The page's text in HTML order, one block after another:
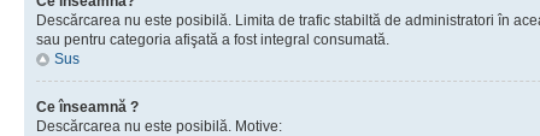
Descărcarea nu este posibilă. Limita de trafic stabiltă de administratori în
sau pentru categoria afişată a fost integral consumată.
Sus
Ce înseamnă ?
Descărcarea nu este posibilă. Motive: